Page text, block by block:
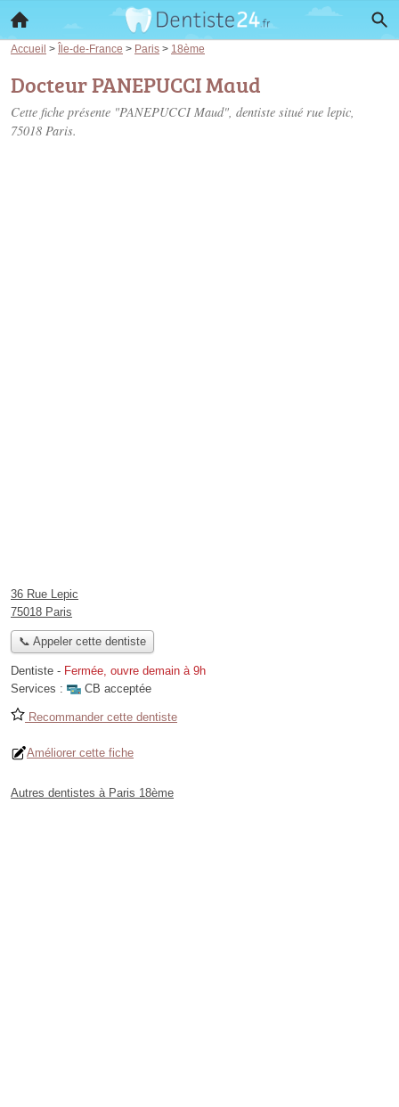
Accueil > Île-de-France > Paris > 18ème
Docteur PANEPUCCI Maud
Cette fiche présente "PANEPUCCI Maud", dentiste situé rue lepic,
75018 Paris.
36 Rue Lepic
75018 Paris
📞 Appeler cette dentiste
Dentiste - Fermée, ouvre demain à 9h
Services :
CB acceptée
Recommander cette dentiste
Améliorer cette fiche
Autres dentistes à Paris 18ème